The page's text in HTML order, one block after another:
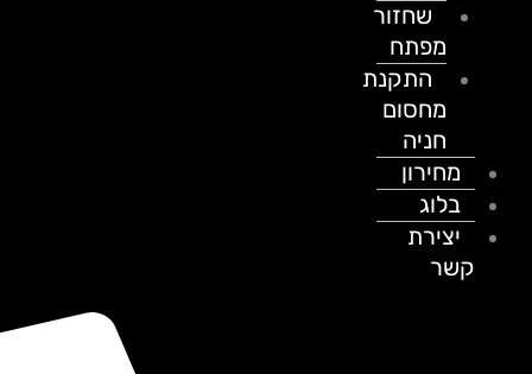
שחזור
מפתח
התקנת
מחסום
חניה
מחירון
בלוג
יצירת
קשר